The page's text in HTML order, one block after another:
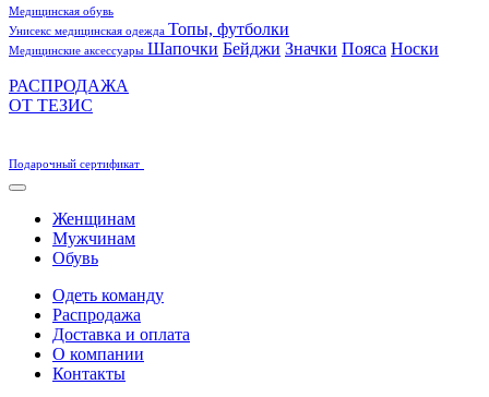
Медицинская обувь
Унисекс медицинская одежда Топы, футболки
Медицинские аксессуары Шапочки Бейджи Значки Пояса Носки
РАСПРОДАЖА
ОТ ТЕЗИС
Подарочный сертификат
Женщинам
Мужчинам
Обувь
Одеть команду
Распродажа
Доставка и оплата
О компании
Контакты